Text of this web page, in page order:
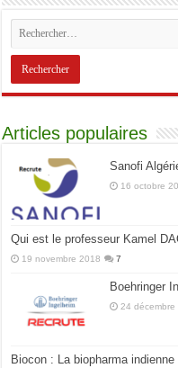
Articles populaires
Sanofi
16 octobre
Qui est le professeur Kamel
19 novembre 2018 7
Boehringer
24 décembre
Biocon : La biopharma